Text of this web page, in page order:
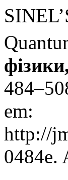
em:
http://
0484e.